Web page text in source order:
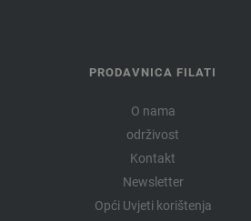
PRODAVNICA FILATI
O nama
održivost
Kontakt
Newsletter
Opći Uvjeti korištenja